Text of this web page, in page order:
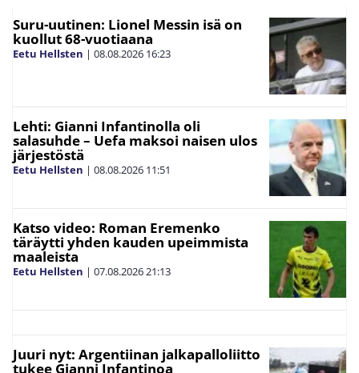
Suru-uutinen: Lionel Messin isä on
kuollut 68-vuotiaana
Eetu Hellsten | 08.08.2026 16:23
Lehti: Gianni Infantinolla oli
salasuhde – Uefa maksoi naisen ulos
järjestöstä
Eetu Hellsten | 08.08.2026 11:51
Katso video: Roman Eremenko
täräytti yhden kauden upeimmista
maaleista
Eetu Hellsten | 07.08.202621:13
Juuri nyt: Argentiinan jalkapalloliitto
tukee Gianni Infantinoa